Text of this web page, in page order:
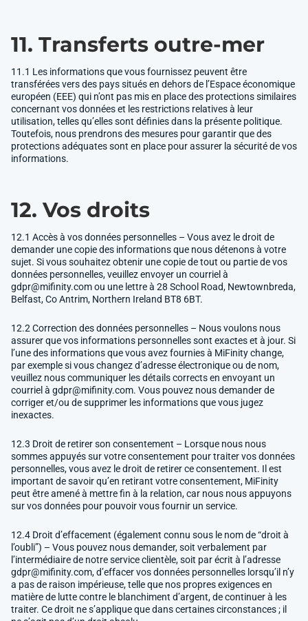
11. Transferts outre-mer
11.1 Les informations que vous fournissez peuvent être
transférées vers des pays situés en dehors de l’Espace économique
européen (EEE) qui n’ont pas mis en place des protections similaires
concernant vos données et les restrictions relatives à leur
utilisation, telles qu’elles sont définies dans la présente politique.
Toutefois, nous prendrons des mesures pour garantir que des
protections adéquates sont en place pour assurer la sécurité de vos
informations.
12. Vos droits
12.1 Accès à vos données personnelles – Vous avez le droit de
demander une copie des informations que nous détenons à votre
sujet. Si vous souhaitez obtenir une copie de tout ou partie de vos
données personnelles, veuillez envoyer un courriel à
gdpr@mifinity.comou une lettre à 28 School Road, Newtownbreda,
Belfast, Co Antrim, Northern Ireland BT8 6BT.
12.2 Correction des données personnelles – Nous voulons nous
assurer que vos informations personnelles sont exactes et à jour. Si
l’une des informations que vous avez fournies à MiFinity change,
par exemple si vous changez d’adresse électronique ou de nom,
veuillez nous communiquer les détails corrects en envoyant un
courriel à gdpr@mifinity.com. Vous pouvez nous demander de
corriger et/ou de supprimer les informations que vous jugez
inexactes.
12.3 Droit de retirer son consentement – Lorsque nous nous
sommes appuyés sur votre consentement pour traiter vos données
personnelles, vous avez le droit de retirer ce consentement. Il est
important de savoir qu’en retirant votre consentement, MiFinity
peut être amené à mettre fin à la relation, car nous nous appuyons
sur vos données pour pouvoir vous fournir un service.
12.4 Droit d’effacement (également connu sous le nom de “droit à
l’oubli”) – Vous pouvez nous demander, soit verbalement par
l’intermédiaire de notre service clientèle, soit par écrit à l’adresse
gdpr@mifinity.com, d’effacer vos données personnelles lorsqu’il n’y
a pas de raison impérieuse, telle que nos propres exigences en
matière de lutte contre le blanchiment d’argent, de continuer à les
traiter. Ce droit ne s’applique que dans certaines circonstances ; il